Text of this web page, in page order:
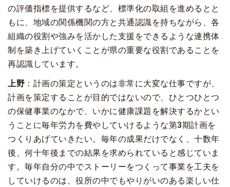
の評価指標を提供するなど、標準化の取組を進めるとと
もに、地域の関係機関の方と共通認識を持ちながら、各
組織の役割や強みを活かした支援をできるような連携体
制を築き上げていくことが県の重要な役割であることを
再認識しています。
上野 ：計画の策定というのは非常に大変な仕事ですが、
計画を策定することが目的ではないので、ひとつひとつ
の保健事業のなかで、いかに健康課題を解決するかとい
うことに毎年労力を費やしていけるような第3期計画を
つくりあげていきたい。毎年の成果だけでなく、十数年
後、何十年後までの結果を求められていると感じていま
す。毎年自分の中でストーリーをつくって事業を工夫を
していけるのは、役所の中でもやりがいのある楽しい仕